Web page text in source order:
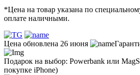
*Цена на товар указана по
оплате наличными.
Цена обновлена 26 июня
Подарок на выбор: Powerbank или
покупке iPhone)